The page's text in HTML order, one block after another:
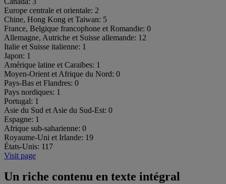
Europe centrale et orientale: 2
Chine, Hong Kong et Taiwan: 5
France, Belgique francophone et Romandie: 0
Allemagne, Autriche et Suisse allemande: 12
Italie et Suisse italienne: 1
Japon: 1
Amérique latine et Caraïbes: 1
Moyen-Orient et Afrique du Nord: 0
Pays-Bas et Flandres: 0
Pays nordiques: 1
Portugal: 1
Asie du Sud et Asie du Sud-Est: 0
Espagne: 1
Afrique sub-saharienne: 0
Royaume-Uni et Irlande: 19
États-Unis: 117
Visit page
Un riche contenu en texte intégral